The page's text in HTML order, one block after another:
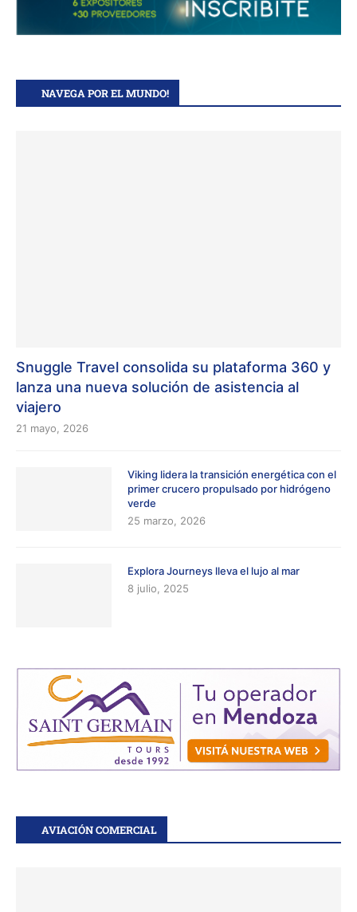
NAVEGA POR EL MUNDO!
Snuggle Travel consolida su plataforma 360 y
lanza una nueva solución de asistencia al
viajero
21 mayo, 2026
Viking lidera la transición energética con el
primer crucero propulsado por hidrógeno
verde
25 marzo, 2026
Explora Journeys lleva el lujo al mar
8 julio, 2025
AVIACIÓN COMERCIAL